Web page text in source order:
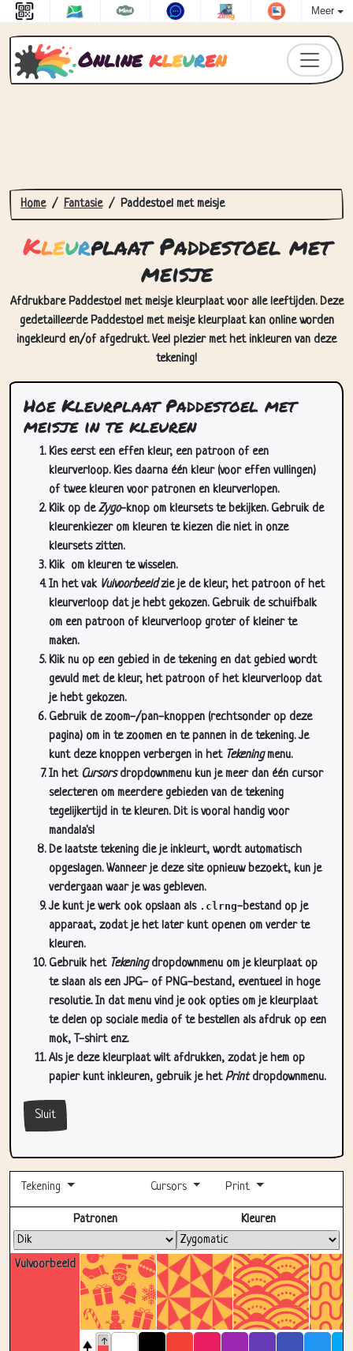
Meer
Online kleuren
Home Fantasie Paddestoel met meisje
Kleurplaat Paddestoel met
meisje
Afdrukbare Paddestoel met meisje kleurplaat voor alle leeftijden. Deze
gedetailleerde Paddestoel met meisje kleurplaat kan online worden
ingekleurd en/of afgedrukt. Veel plezier met het inkleuren van deze
tekening!
Hoe Kleurplaat Paddestoel met
meisje in te kleuren
Kies eerst een effen kleur, een patroon of een
kleurverloop. Kies daarna één kleur (voor effen vullingen)
of twee kleuren voor patronen en kleurverlopen.
Klik op deZygo-knop om kleursets te bekijken. Gebruik de
kleurenkiezer om kleuren te kiezen die niet in onze
kleursets zitten.
Klik om kleuren te wisselen.
In het vak Vulvoorbeeldzie je de kleur, het patroon of het
kleurverloop dat je hebt gekozen. Gebruik de schuifbalk
om een patroon of kleurverloop groter of kleiner te
maken.
Klik nu op een gebied in de tekening en dat gebied wordt
gevuld met de kleur, het patroon of het kleurverloop dat
je hebt gekozen.
Gebruik de zoom-/pan-knoppen (rechtsonder op deze
pagina) om in te zoomen en te pannen in de tekening. Je
kunt deze knoppen verbergen in het Tekeningmenu.
In het Cursorsdropdownmenu kun je meer dan één cursor
selecteren om meerdere gebieden van de tekening
tegelijkertijd in te kleuren. Dit is vooral handig voor
mandala's!
De laatste tekening die je inkleurt, wordt automatisch
opgeslagen. Wanneer je deze site opnieuw bezoekt, kun je
verdergaan waar je was gebleven.
Je kunt je werk ook opslaan als .clrng-bestand op je
apparaat, zodat je het later kunt openen om verder te
kleuren.
Gebruik het Tekeningdropdownmenu om je kleurplaat op
te slaan als een JPG- of PNG-bestand, eventueel in hoge
resolutie. In dat menu vind je ook opties om je kleurplaat
te delen op sociale media of te bestellen als afdruk op een
mok, T-shirt enz.
Als je deze kleurplaat wilt afdrukken, zodat je hem op
papier kunt inkleuren, gebruik je hetPrintdropdownmenu.
Sluit
Tekening Cursors Print
Volledig scherm
Vulvoorbeeld
Patronen Kleuren